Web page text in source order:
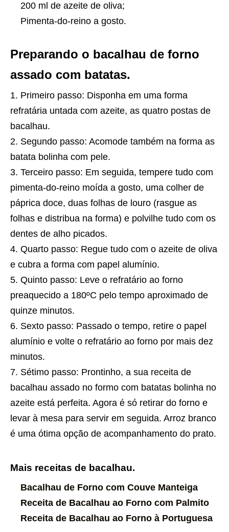
200 ml de azeite de oliva;
Pimenta-do-reino a gosto.
Preparando o bacalhau de forno
assado com batatas.
Primeiro passo: Disponha em uma forma
refratária untada com azeite, as quatro postas de
bacalhau.
Segundo passo: Acomode também na forma as
batata bolinha com pele.
Terceiro passo: Em seguida, tempere tudo com
pimenta-do-reino moída a gosto, uma colher de
páprica doce, duas folhas de louro (rasgue as
folhas e distribua na forma) e polvilhe tudo com os
dentes de alho picados.
Quarto passo: Regue tudo com o azeite de oliva
e cubra a forma com papel alumínio.
Quinto passo: Leve o refratário ao forno
preaquecido a 180ºC pelo tempo aproximado de
quinze minutos.
Sexto passo: Passado o tempo, retire o papel
alumínio e volte o refratário ao forno por mais dez
minutos.
Sétimo passo: Prontinho, a sua receita de
bacalhau assado no formo com batatas bolinha no
azeite está perfeita. Agora é só retirar do forno e
levar à mesa para servir em seguida. Arroz branco
é uma ótima opção de acompanhamento do prato.
Mais receitas de bacalhau.
Bacalhau de Forno com Couve Manteiga
Receita de Bacalhau ao Forno com Palmito
Receita de Bacalhau ao Forno à Portuguesa